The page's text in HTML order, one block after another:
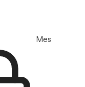
Mes